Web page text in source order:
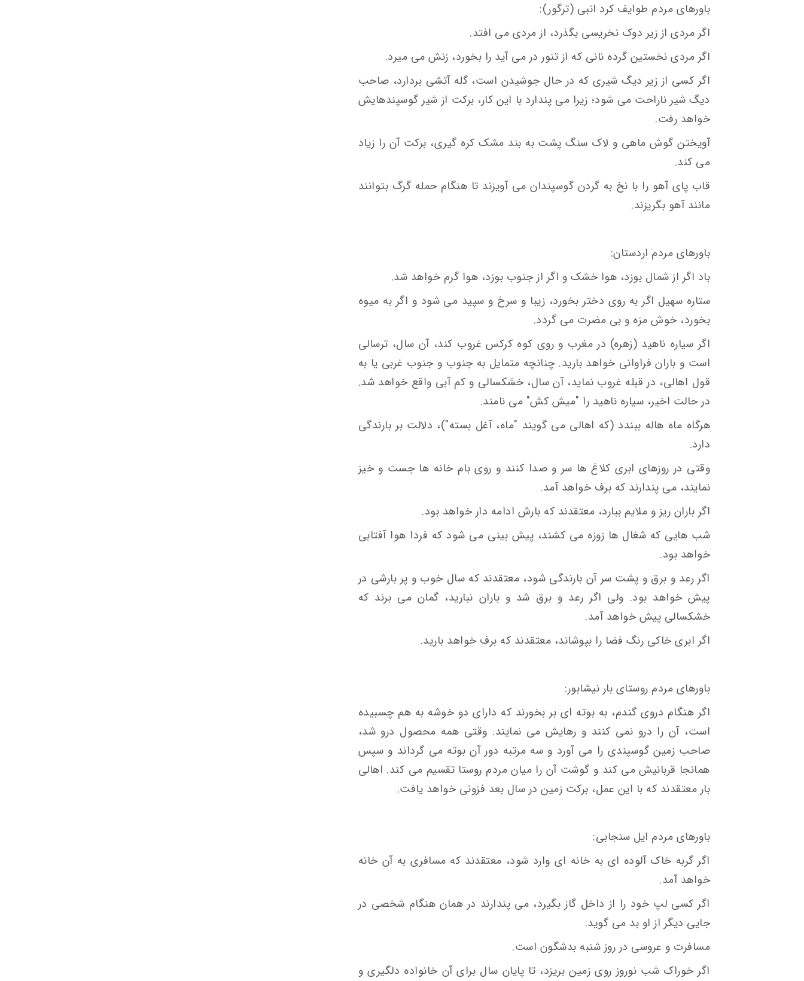
باورهای مردم طوایف کرد انبی (ترگور):
اگر مردی از زیر دوک نخریسی بگذرد، از مردی می افتد.
اگر مردی نخستین گرده نانی که از تنور در می آید را بخورد، زنش می میرد.
اگر کسی از زیر دیگ شیری که در حال جوشیدن است، گله آتشی بردارد، صاحب
دیگ شیر ناراحت می شود؛ زیرا می پندارد با این کار، برکت از شیر گوسپندهایش
خواهد رفت.
آویختن گوش ماهی و لاک سنگ پشت به بند مشک کره گیری، برکت آن را زیاد
می کند.
قاب پای آهو را با نخ به گردن گوسپندان می آویزند تا هنگام حمله گرگ بتوانند
مانند آهو بگریزند.
باورهای مردم اردستان:
باد اگر از شمال بوزد، هوا خشک و اگر از جنوب بوزد، هوا گرم خواهد شد.
ستاره سهیل اگر به روی دختر بخورد، زیبا و سرخ و سپید می شود و اگر به میوه
بخورد، خوش مزه و بی مضرت می گردد.
اگر سیاره ناهید (زهره) در مغرب و روی کوه کرکس غروب کند، آن سال، ترسالی
است و باران فراوانی خواهد بارید. چنانچه متمایل به جنوب و جنوب غربی یا به
قول اهالی، در قبله غروب نماید، آن سال، خشکسالی و کم آبی واقع خواهد شد.
در حالت اخیر، سیاره ناهید را "میش کش" می نامند.
هرگاه ماه هاله ببندد (که اهالی می گویند "ماه، آغل بسته")، دلالت بر بارندگی
دارد.
وقتی در روزهای ابری کلاغ ها سر و صدا کنند و روی بام خانه ها جست و خیز
نمایند، می پندارند که برف خواهد آمد.
اگر باران ریز و ملایم ببارد، معتقدند که بارش ادامه دار خواهد بود.
شب هایی که شغال ها زوزه می کشند، پیش بینی می شود که فردا هوا آفتابی
خواهد بود.
اگر رعد و برق و پشت سر آن بارندگی شود، معتقدند که سال خوب و پر بارشی در
پیش خواهد بود. ولی اگر رعد و برق شد و باران نبارید، گمان می برند که
خشکسالی پیش خواهد آمد.
اگر ابری خاکی رنگ فضا را بپوشاند، معتقدند که برف خواهد بارید.
باورهای مردم روستای بار نیشابور:
اگر هنگام دروی گندم، به بوته ای بر بخورند که دارای دو خوشه به هم چسبیده
است، آن را درو نمی کنند و رهایش می نمایند. وقتی همه محصول درو شد،
صاحب زمین گوسپندی را می آورد و سه مرتبه دور آن بوته می گرداند و سپس
همانجا قربانیش می کند و گوشت آن را میان مردم روستا تقسیم می کند. اهالی
بار معتقدند که با این عمل، برکت زمین در سال بعد فزونی خواهد یافت.
باورهای مردم ایل سنجابی:
اگر گربه خاک آلوده ای به خانه ای وارد شود، معتقدند که مسافری به آن خانه
خواهد آمد.
اگر کسی لپ خود را از داخل گاز بگیرد، می پندارند در همان هنگام شخصی در
جایی دیگر از او بد می گوید.
مسافرت و عروسی در روز شنبه بدشگون است.
اگر خوراک شب نوروز روی زمین بریزد، تا پایان سال برای آن خانواده دلگیری و